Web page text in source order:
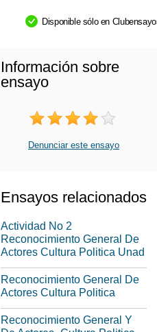
Disponible sólo en
Información sobre
ensayo
Denunciar este ensayo
Ensayos relacionados
Actividad No 2
Reconocimiento General De
Actores Cultura Politica Unad
Reconocimiento General De
Actores Cultura Politica
Reconocimiento General Y